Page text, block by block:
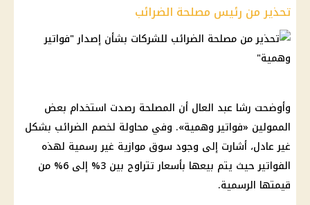
تحذير من رئيس مصلحة الضرائب
وأوضحت رشا عبد العال أن المصلحة رصدت استخدام بعض
الممولين «فواتير وهمية». وفي محاولة لخصم الضرائب بشكل
غير عادل، أشارت إلى وجود سوق موازية غير رسمية لهذه
الفواتير حيث يتم بيعها بأسعار تتراوح بين 3% إلى 6% من
قيمتها الرسمية.